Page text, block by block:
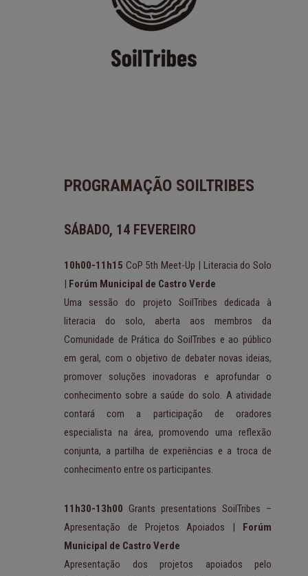
PROGRAMAÇÃO SOILTRIBES
SÁBADO, 14 FEVEREIRO
10h00-11h15 CoP 5th Meet-Up | Literacia do Solo
Forúm Municipal de Castro Verde
Uma sessão do projeto SoilTribes dedicada à
literacia do solo, aberta aos membros da
Comunidade de Prática do SoilTribes e ao público
em geral, com o objetivo de debater novas ideias,
promover soluções inovadoras e aprofundar o
conhecimento sobre a saúde do solo. A atividade
contará com a participação de oradores
especialista na área, promovendo uma reflexão
conjunta, a partilha de experiências e a troca de
conhecimento entre os participantes.
11h30-13h00 Grants presentations SoilTribes –
Apresentação de Projetos Apoiados | Forúm
Municipal de Castro Verde
Apresentação dos projetos apoiados pelo